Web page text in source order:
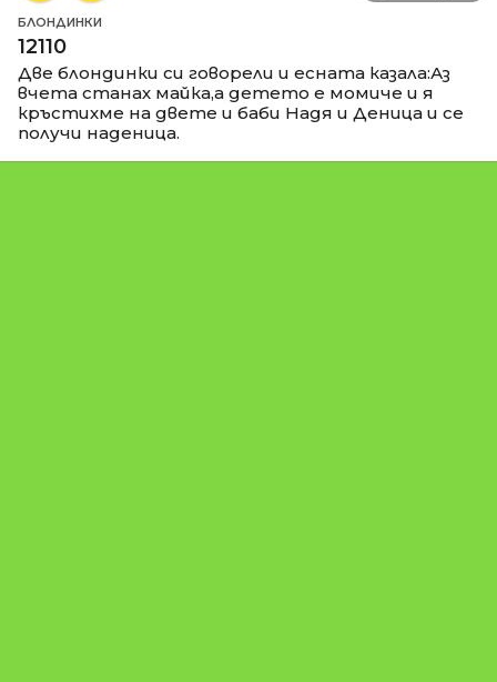
БЛОНДИНКИ
12110
Две блондинки си говорели и есната казала:Аз
вчета станах майка,а детето е момиче и я
кръстихме на двете и баби Надя и Деница и се
получи наденица.